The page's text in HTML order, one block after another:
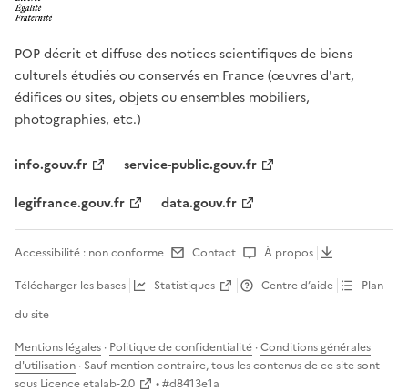
POP décrit et diffuse des notices scientifiques de biens
culturels étudiés ou conservés en France (œuvres d'art,
édifices ou sites, objets ou ensembles mobiliers,
photographies, etc.)
info.gouv.fr
service-public.gouv.fr
legifrance.gouv.fr
data.gouv.fr
Accessibilité : non conforme Contact
À propos
Télécharger les bases
Statistiques Centre d’aide
Plan
du site
Mentions légales · Politique de confidentialité ·Conditions générales
d'utilisation · Sauf mention contraire, tous les contenus de ce site sont
sous Licence etalab-2.0 • #d8413e1a